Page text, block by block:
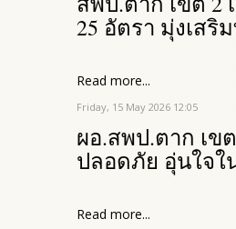
25 อัตรา มุ่งเส
Read more...
Friday, 15 May 2026 12:05
ผอ.สพป.ตาก เข
ปลอดภัย อุ่นใจใ
Read more...